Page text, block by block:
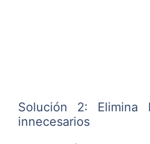
Solución 2: Elimina
innecesarios